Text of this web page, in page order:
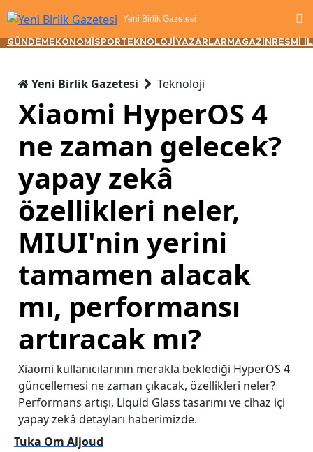
Yeni Birlik Gazetesi
GÜNDEM EKONOMİ SPORTEKNOLOJİ YAZARLAR MAGAZİN RESMİ
Yeni Birlik Gazetesi Teknoloji
Xiaomi HyperOS 4
ne zaman gelecek?
yapay zekâ
özellikleri neler,
MIUI'nin yerini
tamamen alacak
mı, performansı
artıracak mı?
Xiaomi kullanıcılarının merakla beklediği HyperOS 4
güncellemesi ne zaman çıkacak, özellikleri neler?
Performans artışı, Liquid Glass tasarımı ve cihaz içi
yapay zekâ detayları haberimizde.
Tuka Om Aljoud